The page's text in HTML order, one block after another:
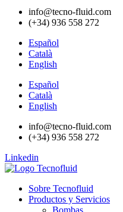
info@tecno-fluid.com
(+34) 936 558 272
Español
Català
English
Español
Català
English
info@tecno-fluid.com
(+34) 936 558 272
Linkedin
Sobre Tecnofluid
Productos y Servicios
Bombas